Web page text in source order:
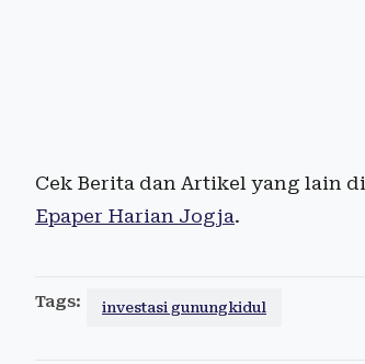
Cek Berita dan Artikel yang lain di
Epaper Harian Jogja.
Tags: investasi gunungkidul